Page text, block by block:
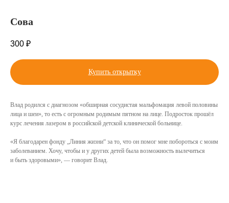
Сова
300 ₽
Купить открытку
Влад родился с диагнозом «обширная сосудистая мальфомация левой половины
лица и шеи», то есть с огромным родимым пятном на лице. Подросток прошёл
курс лечения лазером в российской детской клинической больнице.
«Я благодарен фонду „Линия жизни“ за то, что он помог мне побороться с моим
заболеванием. Хочу, чтобы и у других детей была возможность вылечиться
и быть здоровыми», — говорит Влад.